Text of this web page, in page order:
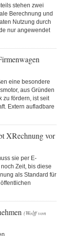
stehen zwei
Berechnung und
Nutzung durch
nur angewendet
eine besondere
aus Gründen
zu fördern, ist seit
Extern aufladbare
XRechnung vor
sie per E-
Zeit, bis diese
als Standard für
(Wolff von